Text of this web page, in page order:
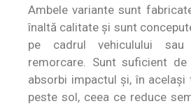
Ambele variante sunt
înaltă calitate și sunt
pe cadrul vehiculului
remorcare. Sunt suficient
absorbi impactul și, în același
peste sol, ceea ce reduce